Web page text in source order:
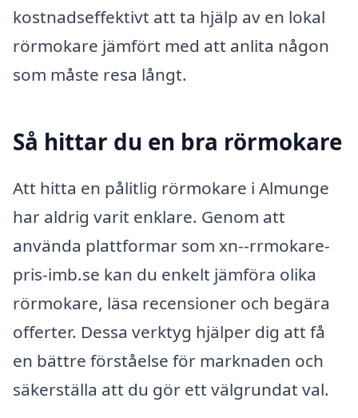
kostnadseffektivt att ta hjälp av en lokal
rörmokare jämfört med att anlita någon
som måste resa långt.
Så hittar du en bra rörmokare
Att hitta en pålitlig rörmokare i Almunge
har aldrig varit enklare. Genom att
använda plattformar som xn--rrmokare-
pris-imb.se kan du enkelt jämföra olika
rörmokare, läsa recensioner och begära
offerter. Dessa verktyg hjälper dig att få
en bättre förståelse för marknaden och
säkerställa att du gör ett välgrundat val.